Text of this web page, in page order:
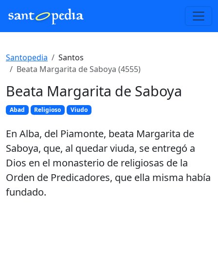
Santopedia
Santos
Beata Margarita de Saboya (4555)
Beata Margarita de Saboya
Abad Religioso Viudo
En Alba, del Piamonte, beata Margarita de
Saboya, que, al quedar viuda, se entregó a
Dios en el monasterio de religiosas de la
Orden de Predicadores, que ella misma había
fundado.